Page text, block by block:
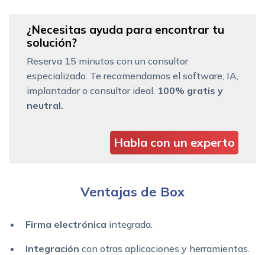
¿Necesitas ayuda para encontrar tu
solución?
Reserva 15 minutos con un consultor
especializado. Te recomendamos el software, IA,
implantador o consultor ideal. 100% gratis y
neutral.
Habla con un experto
Ventajas de Box
Firma electrónica integrada.
Integración con otras aplicaciones y herramientas.